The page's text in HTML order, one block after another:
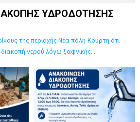
ΥΔΡΟΔΟΤΗΣΗΣ
της περιοχής Νέα πόλη-Κούρτη ότι
νερού λόγω ξαφνικής...